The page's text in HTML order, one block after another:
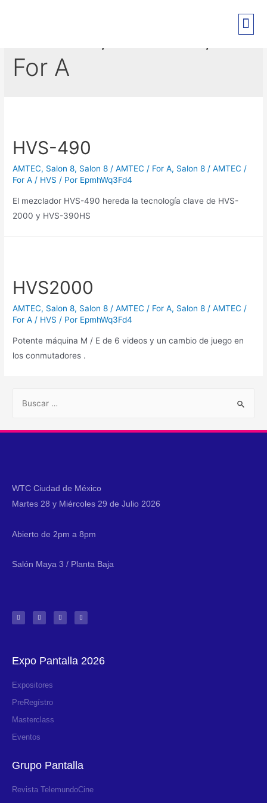
For A
HVS-490
AMTEC, Salon 8, Salon 8 / AMTEC / For A, Salon 8 / AMTEC /
For A / HVS / Por EpmhWq3Fd4
El mezclador HVS-490 hereda la tecnología clave de HVS-
2000 y HVS-390HS
HVS2000
AMTEC, Salon 8, Salon 8 / AMTEC / For A, Salon 8 / AMTEC /
For A / HVS / Por EpmhWq3Fd4
Potente máquina M / E de 6 videos y un cambio de juego en
los conmutadores .
WTC Ciudad de México
Martes 28 y Miércoles 29 de Julio 2026
Abierto de 2pm a 8pm
Salón Maya 3 / Planta Baja
Expo Pantalla 2026
Expositores
PreRegístro
Masterclass
Eventos
Grupo Pantalla
Revista TelemundoCine